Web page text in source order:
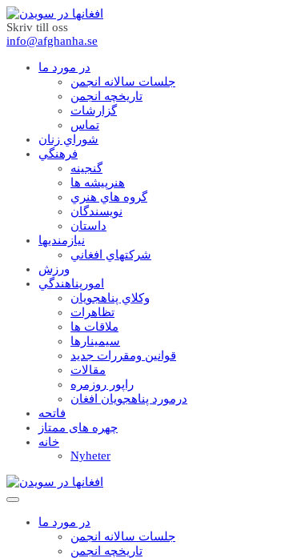
Skriv till oss
info@afghanha.se
در مورد ما
جلسات سالانه انجمن
تاریخچه انجمن
گزارشات
تماس
شوراي زنان
فرهنگي
گنجينه
هنرپيشه ها
گروه هاي هنري
نويسندگان
داستان
نيازمنديها
شرکتهاي افغاني
ورزش
امورپناهندگي
وکلاي پناهجويان
تظاهرات
ملاقات ها
سيمينارها
قوانين ومقررات جديد
مقالات
راپور روزمره
درمورد پناهجويان افغان
فاتحه
چهره های ممتاز
خانه
Nyheter
در مورد ما
جلسات سالانه انجمن
تاریخچه انجمن